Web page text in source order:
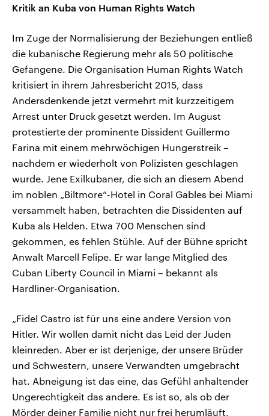
Kritik an Kuba von Human Rights Watch
Im Zuge der Normalisierung der Beziehungen entließ
die kubanische Regierung mehr als 50 politische
Gefangene. Die Organisation Human Rights Watch
kritisiert in ihrem Jahresbericht 2015, dass
Andersdenkende jetzt vermehrt mit kurzzeitigem
Arrest unter Druck gesetzt werden. Im August
protestierte der prominente Dissident Guillermo
Farina mit einem mehrwöchigen Hungerstreik –
nachdem er wiederholt von Polizisten geschlagen
wurde. Jene Exilkubaner, die sich an diesem Abend
im noblen „Biltmore“-Hotel in Coral Gables bei Miami
versammelt haben, betrachten die Dissidenten auf
Kuba als Helden. Etwa 700 Menschen sind
gekommen, es fehlen Stühle. Auf der Bühne spricht
Anwalt Marcell Felipe. Er war lange Mitglied des
Cuban Liberty Council in Miami – bekannt als
Hardliner-Organisation.
„Fidel Castro ist für uns eine andere Version von
Hitler. Wir wollen damit nicht das Leid der Juden
kleinreden. Aber er ist derjenige, der unsere Brüder
und Schwestern, unsere Verwandten umgebracht
hat. Abneigung ist das eine, das Gefühl anhaltender
Ungerechtigkeit das andere. Es ist so, als ob der
Mörder deiner Familie nicht nur frei herumläuft,